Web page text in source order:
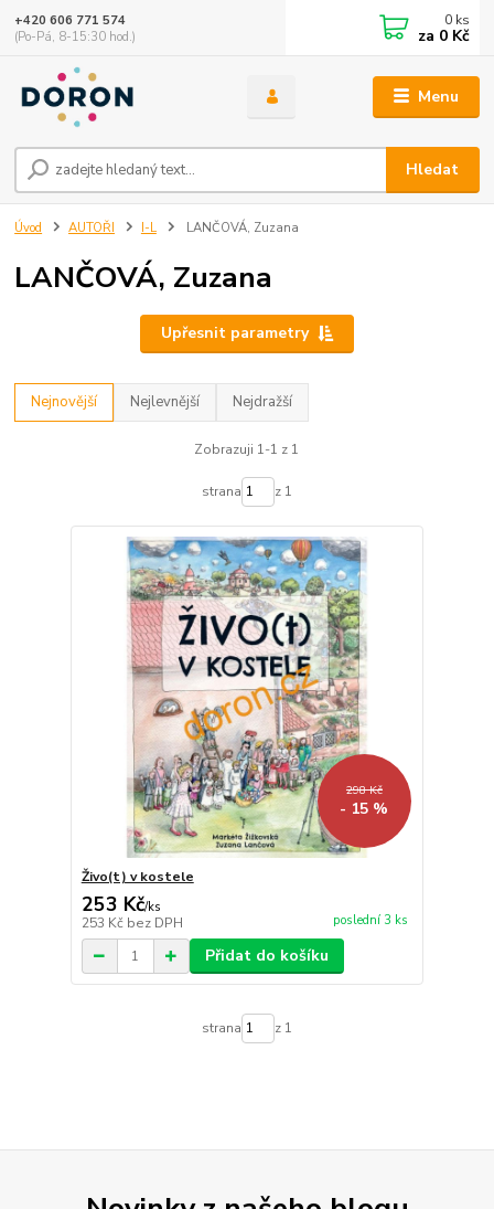
Menu
Hledat
+420 606 771 574
(Po-Pá, 8-15:30 hod.)
0 ks
za 0 Kč
Úvod AUTOŘI I-L LANČOVÁ, Zuzana
LANČOVÁ, Zuzana
Upřesnit parametry
Nejnovější Nejlevnější Nejdražší
Zobrazuji 1-1 z 1
strana z 1
298 Kč
- 15 %
Živo(t) v kostele
253 Kč/ks
253 Kč bez DPH poslední 3 ks
Přidat do košíku
strana z 1